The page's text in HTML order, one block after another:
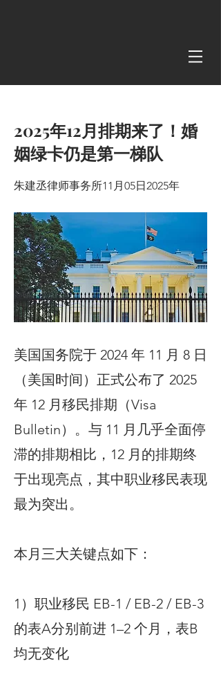
2025年12月排期来了！婚
姻绿卡仍是第一梯队
朱建丞律师事务所11月05日2025年
美国国务院于 2024 年 11 月 8 日
（美国时间）正式公布了 2025
年 12 月移民排期（Visa
Bulletin）。与 11 月几乎全面停
滞的排期相比，12 月的排期终
于出现亮点，其中职业移民表现
最为突出。
本月三大关键点如下：
1）职业移民 EB-1 / EB-2 / EB-3
的表A分别前进 1–2 个月，表B
均无变化